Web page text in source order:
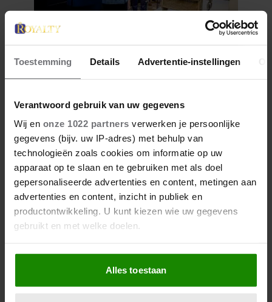
Toestemming Details Advertentie-instellingen
Verantwoord gebruik van uw gegevens
Wij en onze 1022 partners verwerken je persoonlijke
gegevens (bijv. uw IP-adres) met behulp van
technologieën zoals cookies om informatie op uw
apparaat op te slaan en te gebruiken met als doel
gepersonaliseerde advertenties en content, metingen aan
advertenties en content, inzicht in publiek en
productontwikkeling. U kunt kiezen wie uw gegevens
gebruikt en met welke doelen.
Als u het toestaat, willen we ook graag:
Informatie verzamelen over uw geografische
locatie, die tot een paar meter nauwkeurig kan zijn
Alles toestaan
12 juni 2026
BIJZONDER: PRINSES BEATRIX
ZIET NA 88 JAAR HAAR
VERDWENEN WIEG TERUG